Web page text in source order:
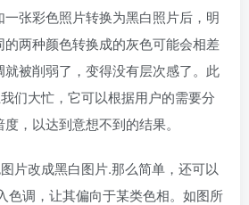
张彩色照片转换为黑白照片后，明
的两种颜色转换成的灰色可能会相差
被削弱了，变得没有层次感了。此
们大忙，它可以根据用户的需要分
，以达到意想不到的结果。
片改成黑白图片.那么简单，还可以
色调，让其偏向于某类色相。如图所